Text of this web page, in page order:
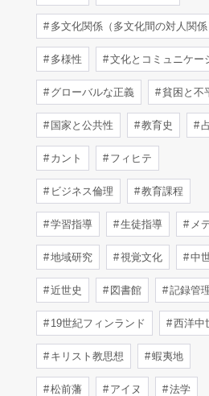
多文化関係（多文化間の対人関係
多様性 文化とコミュニケー
グローバルな正義 貧困と不
国家と公共性 教育史
カント フィヒテ
ビジネス倫理 教育課程
学習指導 生徒指導 メ
地域研究 視覚文化 中
近世史 図書館 記録管
19世紀フィンランド 西洋中
キリスト教思想 蝦夷地
松前藩 アイヌ 法学